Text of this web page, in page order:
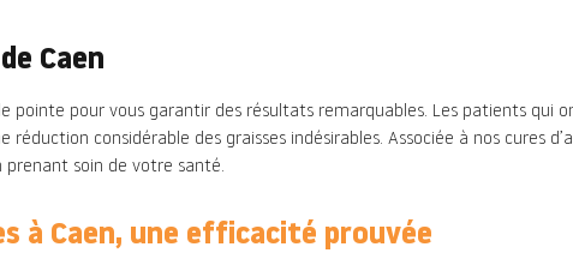
Caen
pointe pour vous garantir des résultats remarquables. Les patients
considérable des graisses indésirables. Associée à nos cures
soin de votre santé.
à Caen, une efficacité prouvée